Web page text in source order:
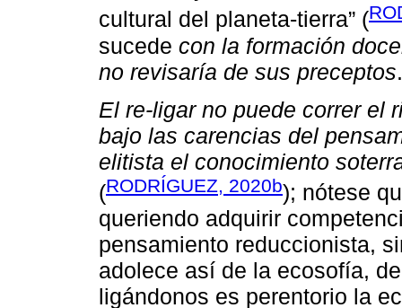
cultural del planeta-tierra” (
sucede con la formación
no revisaría de sus preceptos.
El re-ligar no puede correr el
bajo las carencias del
elitista el conocimiento
(RODRÍGUEZ, 2020b); nótese
queriendo adquirir
pensamiento reduccionista,
adolece así de la ecosofía,
ligándonos es perentorio la